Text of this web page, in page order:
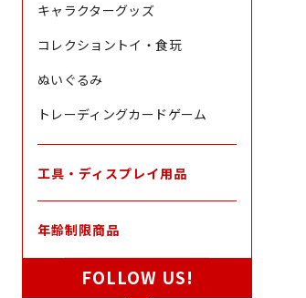
キャラクターグッズ
コレクショントイ・食玩
ぬいぐるみ
トレーディングカードゲーム
工具・ディスプレイ用品
年齢制限商品
FOLLOW US!